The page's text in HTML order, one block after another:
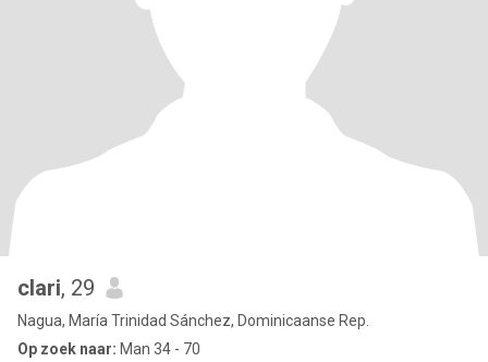
clari, 29
Nagua, María Trinidad Sánchez, Dominicaanse Rep.
Op zoek naar: Man 34 - 70